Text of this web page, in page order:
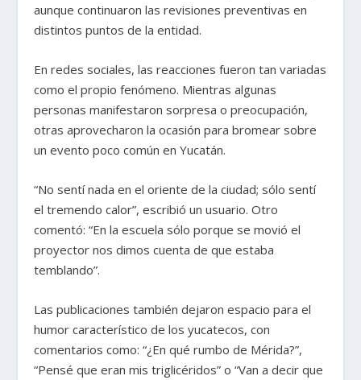
aunque continuaron las revisiones preventivas en
distintos puntos de la entidad.
En redes sociales, las reacciones fueron tan variadas
como el propio fenómeno. Mientras algunas
personas manifestaron sorpresa o preocupación,
otras aprovecharon la ocasión para bromear sobre
un evento poco común en Yucatán.
“No sentí nada en el oriente de la ciudad; sólo sentí
el tremendo calor”, escribió un usuario. Otro
comentó: “En la escuela sólo porque se movió el
proyector nos dimos cuenta de que estaba
temblando”.
Las publicaciones también dejaron espacio para el
humor característico de los yucatecos, con
comentarios como: “¿En qué rumbo de Mérida?”,
“Pensé que eran mis triglicéridos” o “Van a decir que